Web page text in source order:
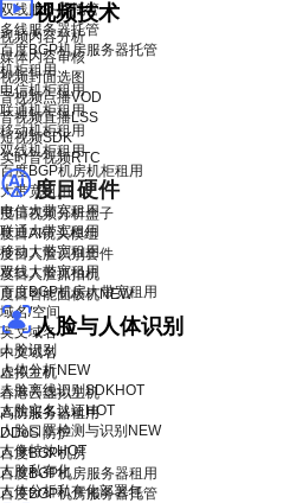
视频技术
视频内容分析
媒体内容审核
视频封面选图
音视频点播VOD
音视频直播LSS
短视频SDK
实时音视频RTC
度目硬件
度目视频分析盒子
度目AI镜头模组
度目人脸识别套件
度目人脸抓拍机
度目智能面板机NEW
人脸与人体识别
人脸识别
人体分析NEW
人脸离线识别SDKHOT
人脸实名认证HOT
人脸口罩检测与识别 NEW
人像特效HOT
人脸私有化
人体分析私有化部署包
双线服务器托管
多线服务器托管
百度BGP机房服务器托管
机柜租用
电信机柜租用
联通机柜租用
移动机柜租用
双线机柜租用
百度BGP机房机柜租用
大带宽租用
电信大带宽租用
联通大带宽租用
移动大带宽租用
双线大带宽租用
百度BGP机房大带宽租用
域名/空间
英文域名
中文域名
虚拟主机
香港云虚拟主机
高防服务器租用
DDoS 防护
百度BGP机房
百度BGP机房服务器租用
百度BGP机房服务器托管